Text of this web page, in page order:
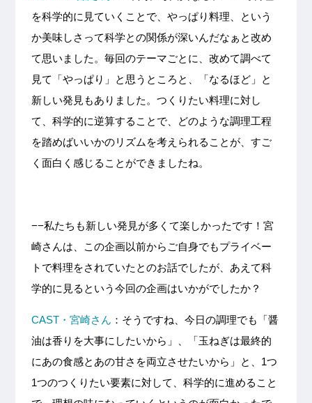
を科学的に見ていくことで、やっぱり料理、という
か美味しさって科学との関係が深いんだなぁと改め
て思いました。毎回のテーマごとに、改めて調べて
見て「やっぱり」と思うところと、「なるほど」と
新しい発見もありました。つくりたい料理に対し
て、科学的に逆算することで、どのような調理工程
を踏めばいいかのリズムを考えられることが、すご
く面白く感じることができましたね。
−−私たちも新しい発見が多くて楽しかったです！宮
崎さんは、この企画以前からご自身でもプライベー
トで料理をされていたとのお話でしたが、あえて科
学的に見るという今回の企画はいかがでしたか？
CAST・宮崎さん ：そうですね、今日の調理でも「醤
油は香りを大事にしたいから」、「玉ねぎは最終的
にあの食感とあの甘さを両立させたいから」と、1つ
1つのつくりたい要素に対して、科学的に進めること